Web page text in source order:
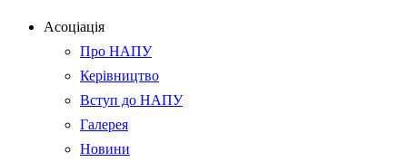
Асоціація
Про НАПУ
Керівництво
Вступ до НАПУ
Галерея
Новини